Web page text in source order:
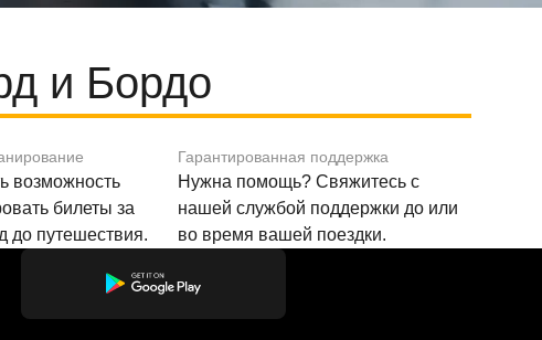
и Бордо
возможность
билеты за
до путешествия.
Гарантированная поддержка
Нужна помощь? Свяжитесь с
нашей службой поддержки до или
во время вашей поездки.